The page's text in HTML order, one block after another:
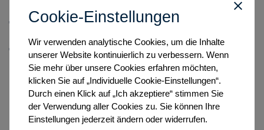
Cookie-Einstellungen
Wir verwenden analytische Cookies, um die Inhalte
unserer Website kontinuierlich zu verbessern. Wenn
Sie mehr über unsere Cookies erfahren möchten,
klicken Sie auf „Individuelle Cookie-Einstellungen“.
Durch einen Klick auf „Ich akzeptiere“ stimmen Sie
der Verwendung aller Cookies zu. Sie können Ihre
Einstellungen jederzeit ändern oder widerrufen.
Bestätigen Sie Ihre Eingabe mit der Enter-Taste oder klicken
Das System durchsucht bei der Schnellsuche folgende
Informationen:
AZ/UVZ-Nr.
Beteiligte
bei natürlichen Personen: Vorname, Nachname
bei Organisationen: Bezeichnung, Sitz,Ort